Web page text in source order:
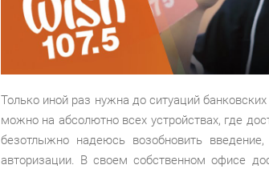
Только иной раз нужна до ситуаций
можно на абсолютно всех устройствах, где
безотлыжно надеюсь возобновить
авторизации. В своем собственном офисе